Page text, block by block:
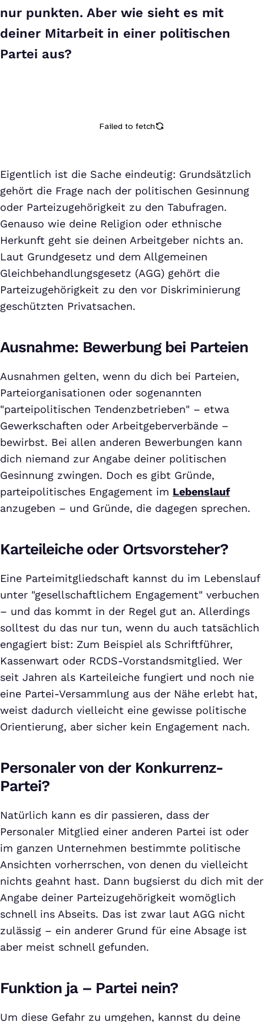
nur punkten. Aber wie sieht es mit
deiner Mitarbeit in einer politischen
Partei aus?
Eigentlich ist die Sache eindeutig: Grundsätzlich
gehört die Frage nach der politischen Gesinnung
oder Parteizugehörigkeit zu den Tabufragen.
Genauso wie deine Religion oder ethnische
Herkunft geht sie deinen Arbeitgeber nichts an.
Laut Grundgesetz und dem Allgemeinen
Gleichbehandlungsgesetz (AGG) gehört die
Parteizugehörigkeit zu den vor Diskriminierung
geschützten Privatsachen.
Ausnahme: Bewerbung bei Parteien
Ausnahmen gelten, wenn du dich bei Parteien,
Parteiorganisationen oder sogenannten
"parteipolitischen Tendenzbetrieben" – etwa
Gewerkschaften oder Arbeitgeberverbände –
bewirbst. Bei allen anderen Bewerbungen kann
dich niemand zur Angabe deiner politischen
Gesinnung zwingen. Doch es gibt Gründe,
parteipolitisches Engagement im Lebenslauf
anzugeben – und Gründe, die dagegen sprechen.
Karteileiche oder Ortsvorsteher?
Eine Parteimitgliedschaft kannst du im Lebenslauf
unter "gesellschaftlichem Engagement" verbuchen
– und das kommt in der Regel gut an. Allerdings
solltest du das nur tun, wenn du auch tatsächlich
engagiert bist: Zum Beispiel als Schriftführer,
Kassenwart oder RCDS-Vorstandsmitglied. Wer
seit Jahren als Karteileiche fungiert und noch nie
eine Partei-Versammlung aus der Nähe erlebt hat,
weist dadurch vielleicht eine gewisse politische
Orientierung, aber sicher kein Engagement nach.
Personaler von der Konkurrenz-
Partei?
Natürlich kann es dir passieren, dass der
Personaler Mitglied einer anderen Partei ist oder
im ganzen Unternehmen bestimmte politische
Ansichten vorherrschen, von denen du vielleicht
nichts geahnt hast. Dann bugsierst du dich mit der
Angabe deiner Parteizugehörigkeit womöglich
schnell ins Abseits. Das ist zwar laut AGG nicht
zulässig – ein anderer Grund für eine Absage ist
aber meist schnell gefunden.
Funktion ja – Partei nein?
Um diese Gefahr zu umgehen, kannst du deine